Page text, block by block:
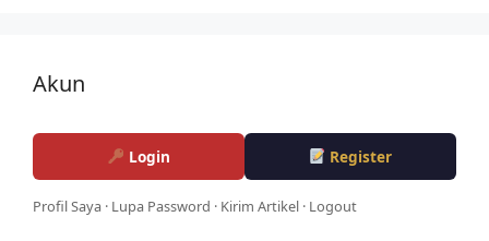
Akun
Login Register
Profil Saya · Lupa Password · Kirim Artikel · Logout